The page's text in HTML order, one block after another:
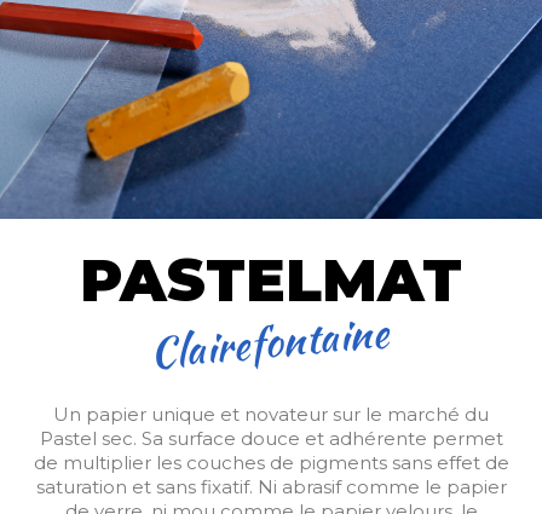
PASTELMAT
Clairefontaine
Un papier unique et novateur sur le marché du
Pastel sec. Sa surface douce et adhérente permet
de multiplier les couches de pigments sans effet de
saturation et sans fixatif. Ni abrasif comme le papier